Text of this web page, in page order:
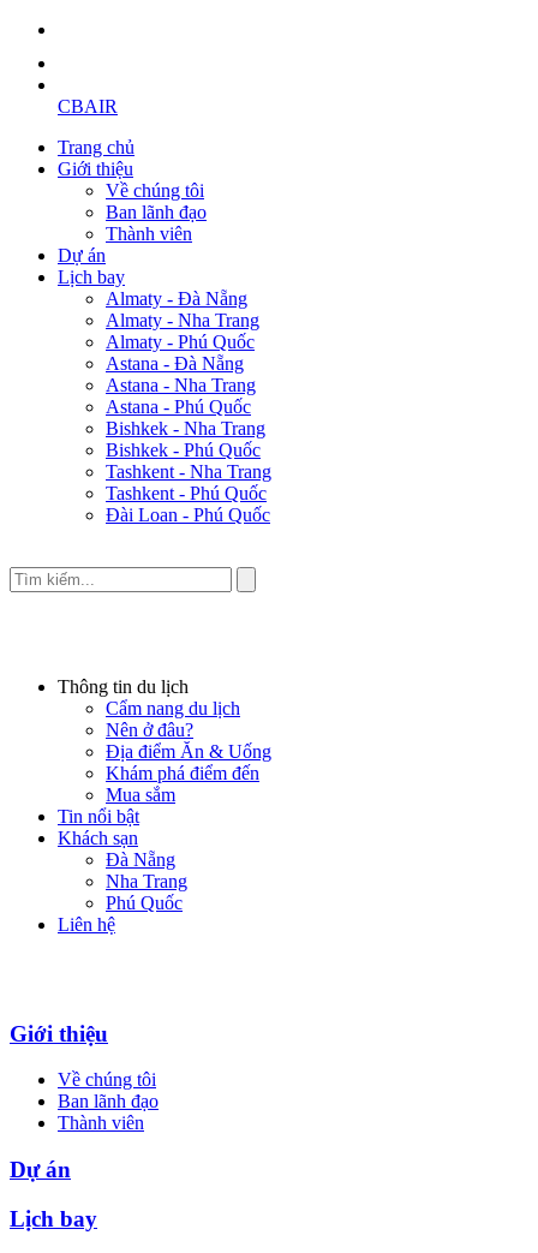
CBAIR
Trang chủ
Giới thiệu
Về chúng tôi
Ban lãnh đạo
Thành viên
Dự án
Lịch bay
Almaty - Đà Nẵng
Almaty - Nha Trang
Almaty - Phú Quốc
Astana - Đà Nẵng
Astana - Nha Trang
Astana - Phú Quốc
Bishkek - Nha Trang
Bishkek - Phú Quốc
Tashkent - Nha Trang
Tashkent - Phú Quốc
Đài Loan - Phú Quốc
Thông tin du lịch
Cẩm nang du lịch
Nên ở đâu?
Địa điểm Ăn & Uống
Khám phá điểm đến
Mua sắm
Tin nổi bật
Khách sạn
Đà Nẵng
Nha Trang
Phú Quốc
Liên hệ
Giới thiệu
Về chúng tôi
Ban lãnh đạo
Thành viên
Dự án
Lịch bay